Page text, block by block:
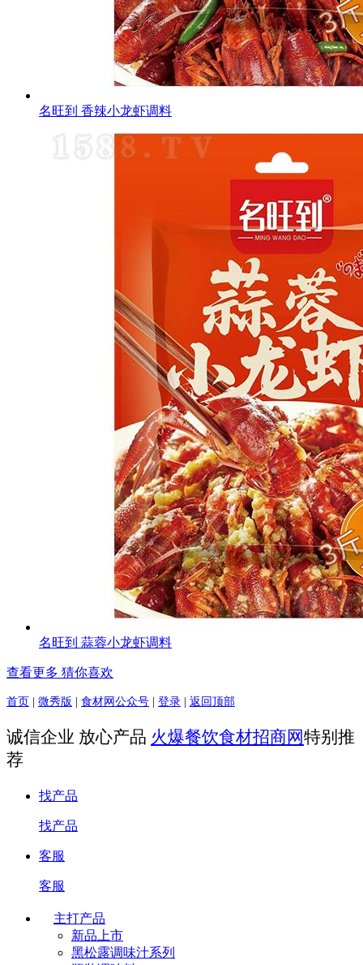
名旺到 香辣小龙虾调料
名旺到 蒜蓉小龙虾调料
查看更多 猜你喜欢
首页 | 微秀版 | 食材网公众号 | 登录 | 返回顶部
诚信企业 放心产品 火爆餐饮食材招商网特别推
荐
找产品
找产品
客服
客服
主打产品
新品上市
黑松露调味汁系列